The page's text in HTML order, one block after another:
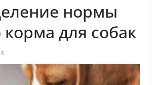
нормы
корма для собак